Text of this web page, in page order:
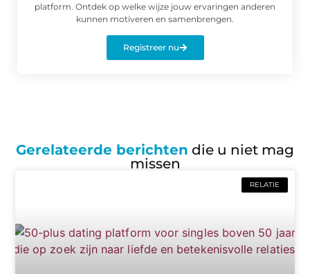
platform. Ontdek op welke wijze jouw ervaringen anderen
kunnen motiveren en samenbrengen.
Registreer nu
Gerelateerde berichten die u niet mag
missen
RELATIE